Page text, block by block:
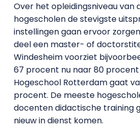
Over het opleidingsniveau van
hogescholen de stevigste
instellingen gaan ervoor
deel een master- of
Windesheim voorziet
67 procent nu naar 80 procent
Hogeschool Rotterdam gaat
procent. De meeste
docenten didactische training
nieuw in dienst komen.